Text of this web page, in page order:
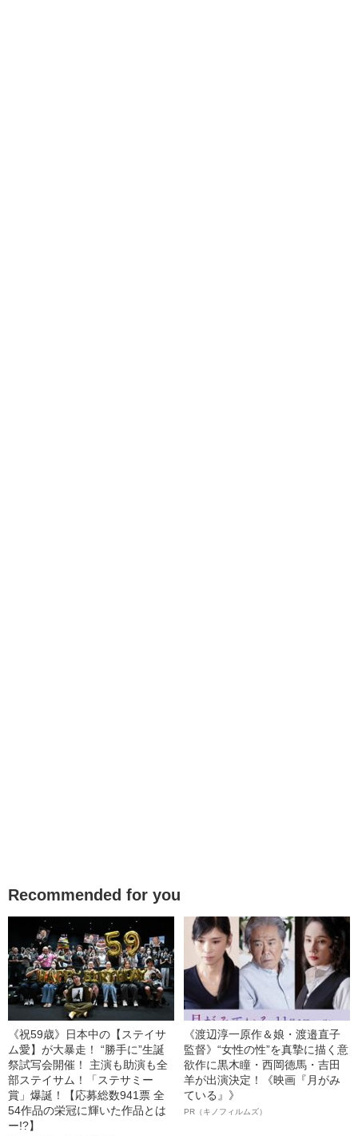
Recommended for you
《祝59歳》日本中の【ステイサ
ム愛】が大暴走！ “勝手に”生誕
祭試写会開催！ 主演も助演も全
部ステイサム！「ステサミー
賞」爆誕！【応募総数941票 全
54作品の栄冠に輝いた作品とは
ー!?】
《渡辺淳一原作＆娘・渡邉直子
監督》“女性の性”を真摯に描く意
欲作に黒木瞳・西岡德馬・吉田
羊が出演決定！《映画『月がみ
ている』》
PR（キノフィルムズ）